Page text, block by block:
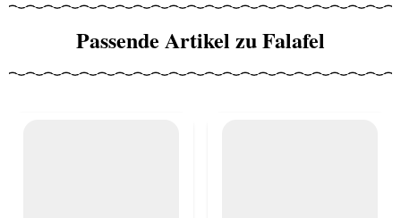
Passende Artikel zu Falafel